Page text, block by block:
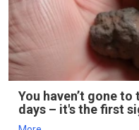
You haven’t gone
days – it's the first